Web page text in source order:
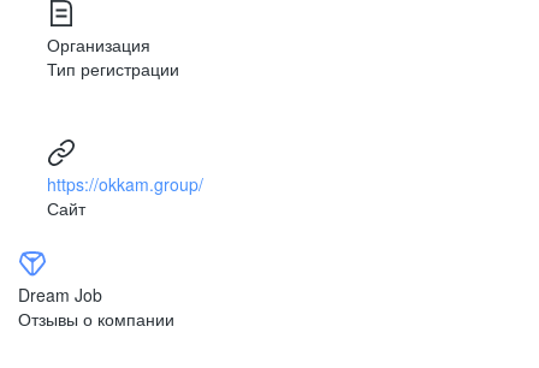
Организация
Тип регистрации
https://okkam.group/
Сайт
Dream Job
Отзывы о компании